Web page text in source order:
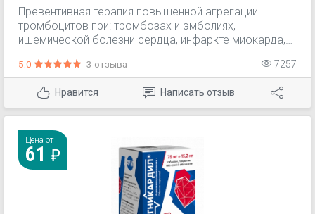
Превентивная терапия повышенной агрегации
тромбоцитов при: тромбозах и эмболиях,
ишемической болезни сердца, инфаркте миокарда,
кровообращения, мигрени. Используется для
профилактики тромбозов в сердечно-сосудистой
хирургии (в послеоперационном периоде после
коронарной ангиопластики, аортокоронарном
5.0 3 отзыва 7257
Нравится Написать отзыв
Цена от
61